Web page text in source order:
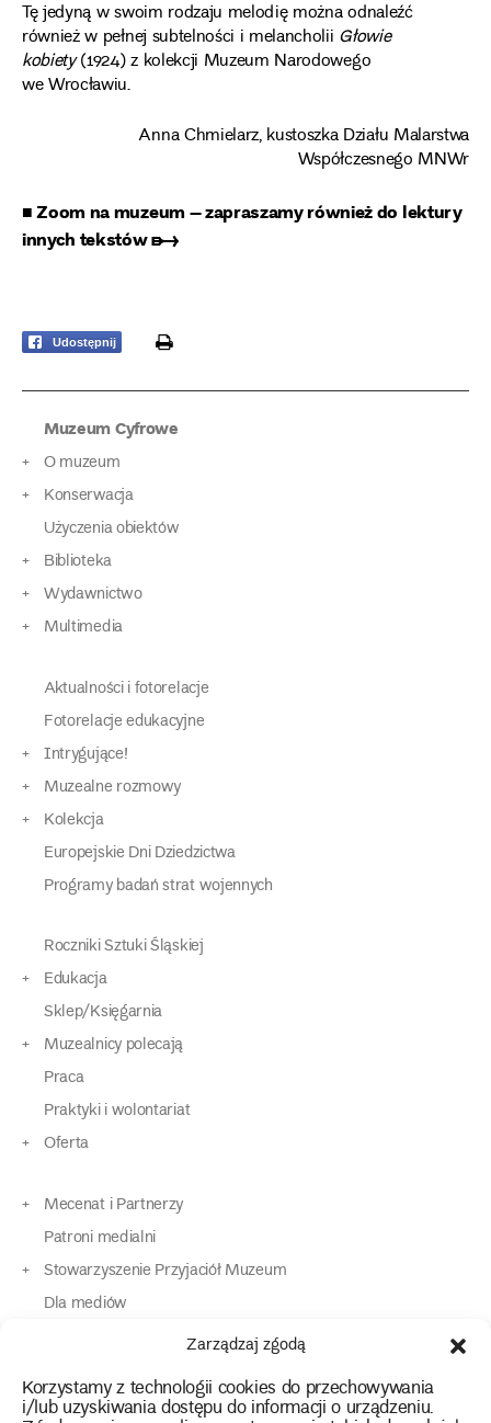
Zarządzaj zgodą
Korzystamy z technologii cookies do przechowywania
i/lub uzyskiwania dostępu do informacji o urządzeniu.
Tę jedyną w swoim rodzaju melodię można odnaleźć
również w pełnej subtelności i melancholii Głowie
kobiety(1924) z kolekcji Muzeum Narodowego
we Wrocławiu.
Anna Chmielarz, kustoszka Działu Malarstwa
Współczesnego MNWr
■ Zoom na muzeum – zapraszamy również do lektury
innych tekstów ➸
Udostępnij print
Muzeum Cyfrowe
O muzeum
Konserwacja
Użyczenia obiektów
Biblioteka
Wydawnictwo
Multimedia
Aktualności i fotorelacje
Fotorelacje edukacyjne
Intrygujące!
Muzealne rozmowy
Kolekcja
Europejskie Dni Dziedzictwa
Programy badań strat wojennych
Roczniki Sztuki Śląskiej
Edukacja
Sklep/Księgarnia
Muzealnicy polecają
Praca
Praktyki i wolontariat
Oferta
Mecenat i Partnerzy
Patroni medialni
Stowarzyszenie Przyjaciół Muzeum
Dla mediów
Dla osób o specjalnych potrzebach
Kontakt